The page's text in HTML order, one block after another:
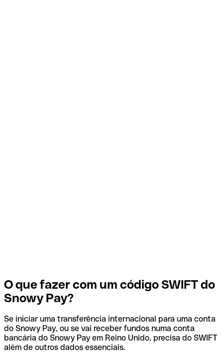
O que fazer com um código SWIFT do
Snowy Pay?
Se iniciar uma transferência internacional para uma conta
do Snowy Pay, ou se vai receber fundos numa conta
bancária do Snowy Pay em Reino Unido, precisa do SWIFT
além de outros dados essenciais.